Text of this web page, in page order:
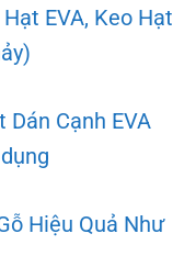
EVA, Keo Hạt
Cạnh EVA
Hiệu Quả Như